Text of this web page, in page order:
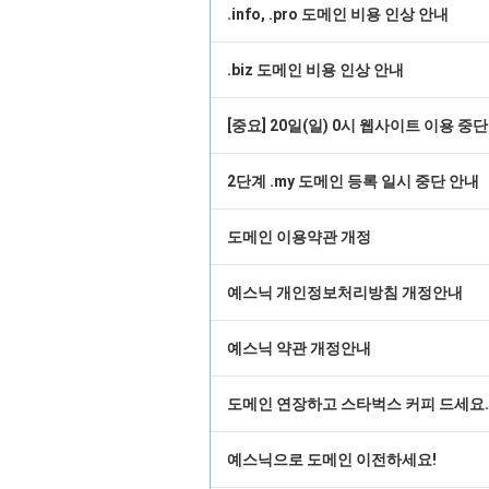
.info, .pro 도메인 비용 인상 안내
.biz 도메인 비용 인상 안내
[중요] 20일(일) 0시 웹사이트 이용 중
2단계 .my 도메인 등록 일시 중단 안내
도메인 이용약관 개정
예스닉 개인정보처리방침 개정안내
예스닉 약관 개정안내
도메인 연장하고 스타벅스 커피 드세요.
예스닉으로 도메인 이전하세요!